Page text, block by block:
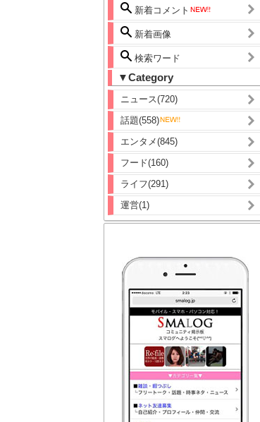
新着コメント
新着画像
検索ワード
▼Category
ニュース(720)
話題(558)
エンタメ(845)
フード(160)
ライフ(291)
運営(1)